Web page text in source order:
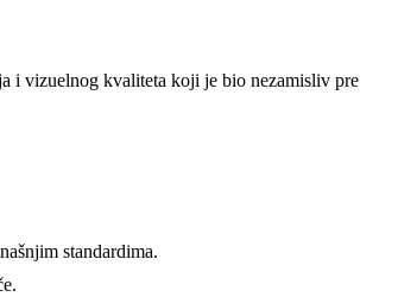
i vizuelnog kvaliteta koji je bio nezamisliv pre
standardima.